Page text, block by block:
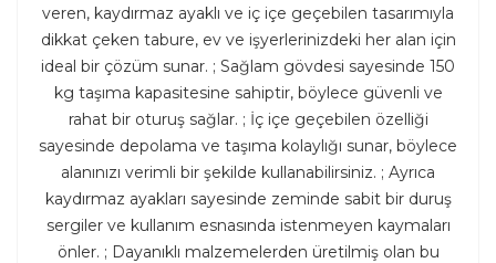
veren, kaydırmaz ayaklı ve iç içe geçebilen tasarımıyla
dikkat çeken tabure, ev ve işyerlerinizdeki her alan için
ideal bir çözüm sunar. ; Sağlam gövdesi sayesinde 150
kg taşıma kapasitesine sahiptir, böylece güvenli ve
rahat bir oturuş sağlar. ; İç içe geçebilen özelliği
sayesinde depolama ve taşıma kolaylığı sunar, böylece
alanınızı verimli bir şekilde kullanabilirsiniz. ; Ayrıca
kaydırmaz ayakları sayesinde zeminde sabit bir duruş
sergiler ve kullanım esnasında istenmeyen kaymaları
önler. ; Dayanıklı malzemelerden üretilmiş olan bu